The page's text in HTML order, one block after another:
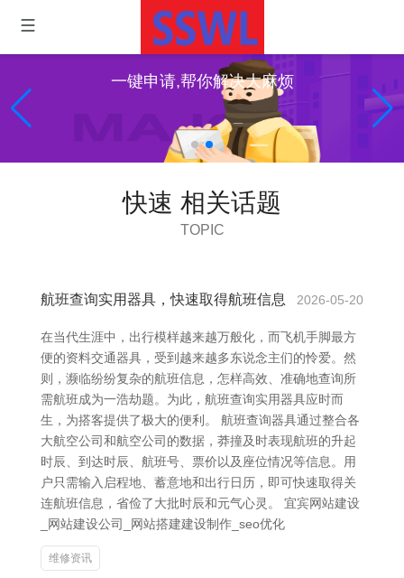
一键申请,帮你解决大麻烦
快速 相关话题
TOPIC
航班查询实用器具，快速取得航班信息 2026-05-20
在当代生涯中，出行模样越来越万般化，而飞机手脚最方
便的资料交通器具，受到越来越多东说念主们的怜爱。然
则，濒临纷纷复杂的航班信息，怎样高效、准确地查询所
需航班成为一浩劫题。为此，航班查询实用器具应时而
生，为搭客提供了极大的便利。 航班查询器具通过整合各
大航空公司和航空公司的数据，莽撞及时表现航班的升起
时辰、到达时辰、航班号、票价以及座位情况等信息。用
户只需输入启程地、蓄意地和出行日历，即可快速取得关
连航班信息，省俭了大批时辰和元气心灵。 宜宾网站建设
_网站建设公司_网站搭建建设制作_seo优化
维修资讯